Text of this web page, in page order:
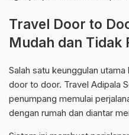
Travel Door to
Mudah dan Tidak
Salah satu keunggulan
door to door. Travel Adipala
penumpang memulai
dengan rumah dan diantar